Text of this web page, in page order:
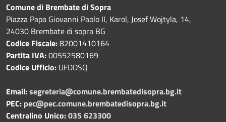
Comune di Brembate di Sopra
Piazza Papa Giovanni Paolo II, Karol, Josef Wojtyla, 14,
24030 Brembate di sopra BG
Codice Fiscale:82001410164
Partita IVA:00552580169
Codice Ufficio: UFDDSQ
Email:segreteria@comune.brembatedisopra.bg.it
PEC: pec@pec.comune.brembatedisopra.bg.it
Centralino Unico:035 623300